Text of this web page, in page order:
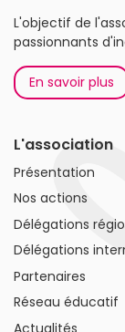
L'objectif de
passionnants
En savoir plus
L'association
Présentation
Nos actions
Délégations
Délégations
Partenaires
Réseau éducatif
Actualités